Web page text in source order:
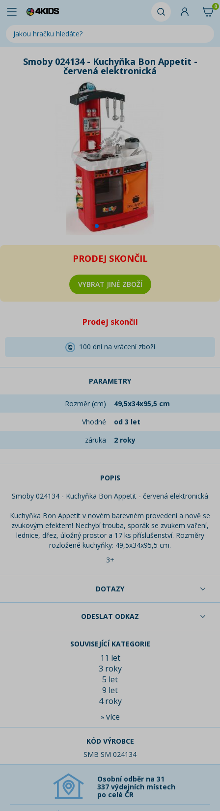
0
Smoby 024134 - Kuchyňka Bon Appetit -
červená elektronická
PRODEJ SKONČIL
VYBRAT JINÉ ZBOŽÍ
Prodej skončil
100 dní na vrácení zboží
PARAMETRY
Rozměr (cm)
49,5x34x95,5 cm
Vhodné
od 3 let
záruka
2 roky
POPIS
Smoby 024134 - Kuchyňka Bon Appetit - červená elektronická
​Kuchyňka Bon Appetit v novém barevném provedení a nově se
zvukovým efektem! Nechybí trouba, sporák se zvukem vaření,
lednice, dřez, úložný prostor a 17 ks příslušenství. Rozměry
rozložené kuchyňky: 49,5x34x95,5 cm.
3+
DOTAZY
ODESLAT ODKAZ
SOUVISEJÍCÍ KATEGORIE
11 let
3 roky
5 let
9 let
4 roky
» více
KÓD VÝROBCE
SMB SM 024134
Osobní odběr na 31
337 výdejních místech
po celé ČR